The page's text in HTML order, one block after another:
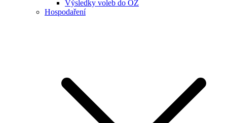
Výsledky voleb do OZ
Hospodaření